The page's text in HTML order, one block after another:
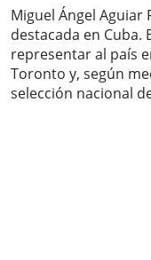
Miguel Ángel
destacada en Cuba.
representar al país
Toronto y, según
selección nacional